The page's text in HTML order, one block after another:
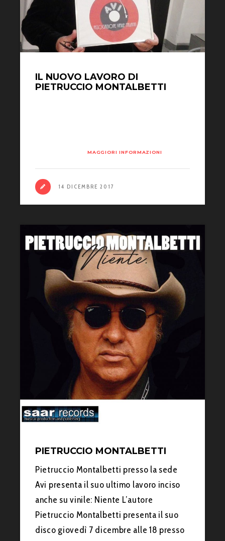
IL NUOVO LAVORO DI
PIETRUCCIO MONTALBETTI
Montalbetti…MAGGIORI INFORMAZIONI
14 DICEMBRE 2017
PIETRUCCIO MONTALBETTI
Pietruccio Montalbetti presso la sede
Avi presenta il suo ultimo lavoro inciso
anche su vinile: Niente L’autore
Pietruccio Montalbetti presenta il suo
disco giovedì 7 dicembre alle 18 presso